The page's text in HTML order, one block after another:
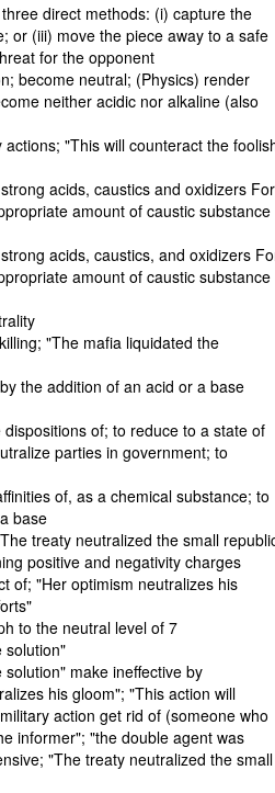
direct methods: (i) capture the
or (iii) move the piece away to a safe
for the opponent
become neutral; (Physics) render
neither acidic nor alkaline (also
"This will counteract the
acids, caustics and oxidizers For
amount of caustic substance
acids, caustics, and oxidizers
amount of caustic substance
"The mafia liquidated the
the addition of an acid or a base
of; to reduce to a state of
parties in government; to
of, as a chemical substance; to
base
treaty neutralized the small
positive and negativity charges
of; "Her optimism neutralizes his
to the neutral level of 7
solution"
make ineffective by
his gloom"; "This action will
action get rid of (someone who
informer"; "the double agent was
"The treaty neutralized the small